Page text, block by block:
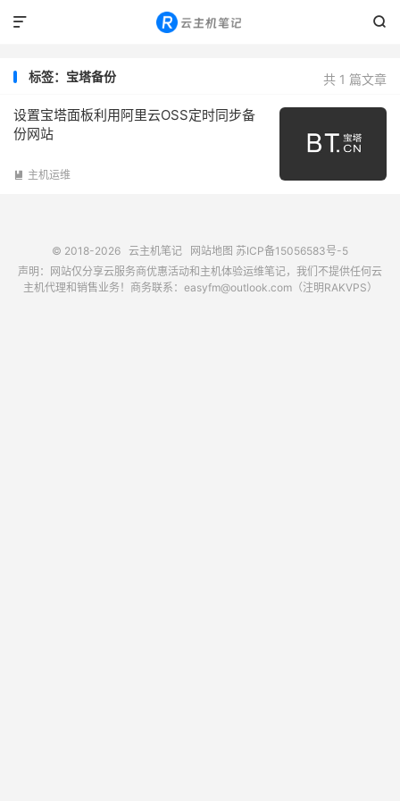


共 1 篇文章
标签：宝塔备份
设置宝塔面板利用阿里云OSS定时同步备
份网站
 主机运维
© 2018-2026 云主机笔记 网站地图 苏ICP备15056583号-5
声明：网站仅分享云服务商优惠活动和主机体验运维笔记，我们不提供任何云
主机代理和销售业务！商务联系：easyfm@outlook.com（注明RAKVPS）